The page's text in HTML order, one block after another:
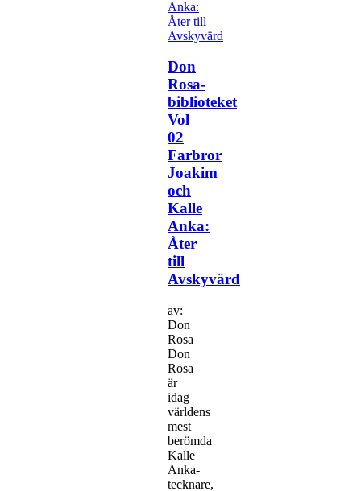
Don
Rosa-
biblioteket
Vol
02
Farbror
Joakim
och
Kalle
Anka:
Åter
till
Avskyvärd
av:
Don
Rosa
Don
Rosa
är
idag
världens
mest
berömda
Kalle
Anka-
tecknare,